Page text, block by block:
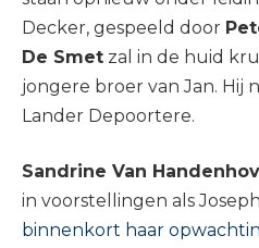
Decker, gespeeld door
De Smet zal in de huid
jongere broer van Jan. Hij
Lander Depoortere.
Sandrine Van
in voorstellingen als
binnenkort haar